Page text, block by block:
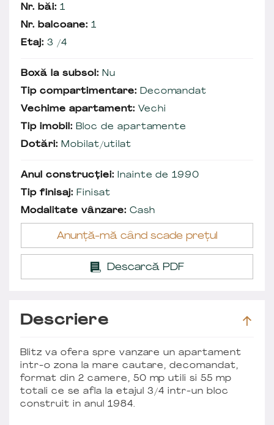
Nr. băi: 1
Nr. balcoane: 1
Etaj: 3 /4
Boxă la subsol: Nu
Tip compartimentare: Decomandat
Vechime apartament: Vechi
Tip imobil: Bloc de apartamente
Dotări: Mobilat/utilat
Anul construcției: Inainte de 1990
Tip finisaj: Finisat
Modalitate vânzare: Cash
Anunță-mă când scade prețul
Descarcă PDF
Descriere
Blitz va ofera spre vanzare un apartament
intr-o zona la mare cautare, decomandat,
format din 2 camere, 50 mp utili si 55 mp
totali ce se afla la etajul 3/4 intr-un bloc
construit in anul 1984.